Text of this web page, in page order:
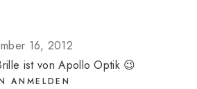
16, 2012
ist von Apollo Optik 😉
ANMELDEN